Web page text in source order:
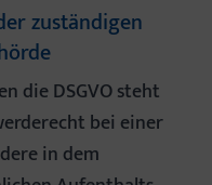
zuständigen
die DSGVO steht
bei einer
in dem